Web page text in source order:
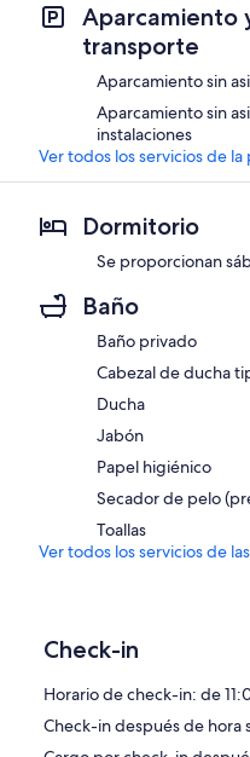
Aparcamiento
transporte
Aparcamiento sin
Aparcamiento sin
instalaciones
Ver todos los servicios de
Dormitorio
Se proporcionan
Baño
Baño privado
Cabezal de ducha
Ducha
Jabón
Papel higiénico
Secador de pelo
Toallas
Ver todos los servicios de
Check-in
Horario de check-in: de
Check-in después de hora